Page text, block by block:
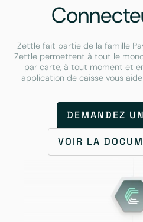
Zettle fait partie de la famille
Zettle permettent à tout le
par carte, à tout moment et
application de caisse vous
DEMANDEZ
VOIR LA